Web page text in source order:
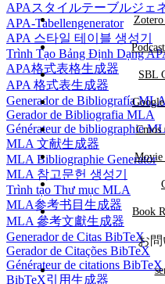
APAスタイルテーブルジェ
APA-Tabellengenerator
APA 스타일 테이블 생성기
Trình Tạo Bảng Định Dạng
APA格式表格生成器
APA 格式表生成器
Generador de Bibliografía MLA
Gerador de Bibliografia MLA
Générateur de bibliographie
MLA 文献生成器
MLA Bibliographie Generator
MLA 참고문헌 생성기
Trình tạo Thư mục MLA
MLA参考书目生成器
MLA 參考文獻生成器
Generador de Citas BibTeX
Gerador de Citações BibTeX
Générateur de citations BibTeX
BibTeX引用生成器
SBL
Cmos
Movie
Book
お